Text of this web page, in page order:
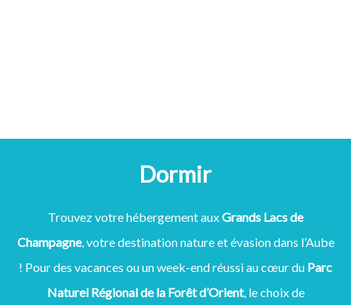
Dormir
Trouvez votre hébergement auxGrands Lacs de
Champagne, votre destination nature et évasion dans l’Aube
! Pour des vacances ou un week-end réussi au cœur du Parc
Naturel Régional de la Forêt d’Orient, le choix de